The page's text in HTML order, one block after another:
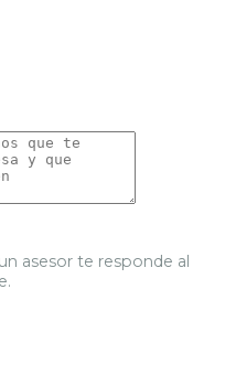
asesor te responde al